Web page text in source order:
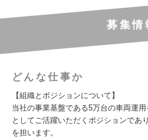
募集情
どんな仕事か
【組織とポジションについて】
当社の事業基盤である5万台の車両運
としてご活躍いただくポジションであ
を担います。